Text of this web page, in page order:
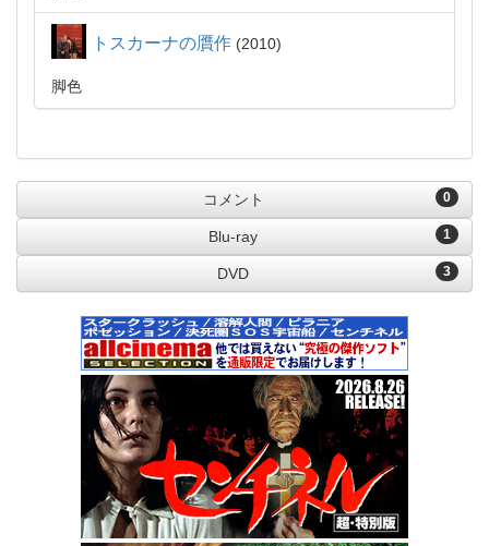
トスカーナの贋作 2010
脚色
0
コメント
1
Blu-ray
3
DVD